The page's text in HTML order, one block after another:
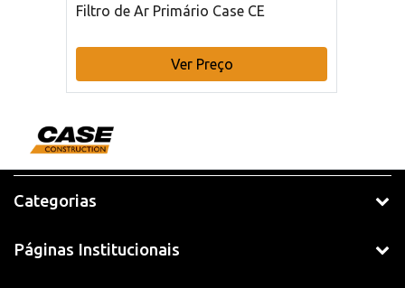
Filtro de Ar Primário Case CE
Ver Preço
Categorias
Páginas Institucionais